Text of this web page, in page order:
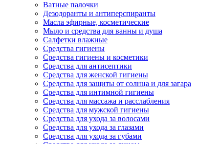
Ватные палочки
Дезодоранты и антиперспиранты
Масла эфирные, косметические
Мыло и средства для ванны и душа
Салфетки влажные
Средства гигиены
Средства гигиены и косметики
Средства для антисептики
Средства для женской гигиены
Средства для защиты от солнца и для загара
Средства для интимной гигиены
Средства для массажа и расслабления
Средства для мужской гигиены
Средства для ухода за волосами
Средства для ухода за глазами
Средства для ухода за губами